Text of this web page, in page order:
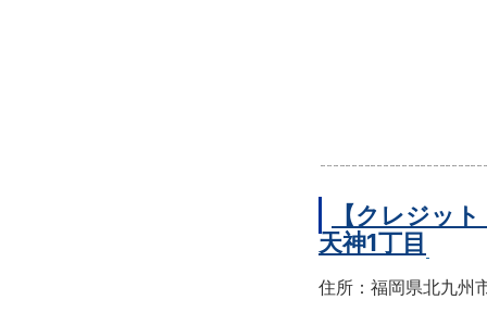
【クレジッ
天神1丁目
住所：福岡県北九州